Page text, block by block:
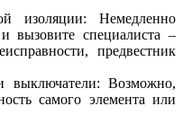
изоляции: Немедленно
и вызовите специалиста –
предвестник
выключатели: Возможно,
самого элемента или